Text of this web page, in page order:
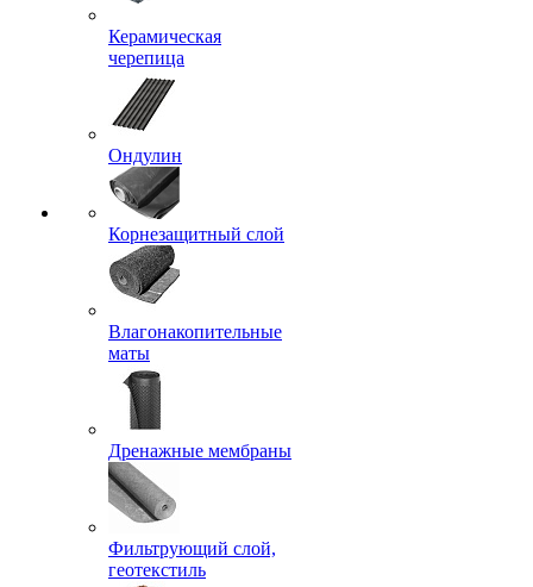
Керамическая
черепица
Ондулин
Корнезащитный слой
Влагонакопительные
маты
Дренажные мембраны
Фильтрующий слой,
геотекстиль